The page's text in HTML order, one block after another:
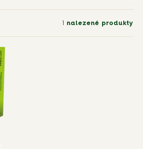
1 nalezené produkty